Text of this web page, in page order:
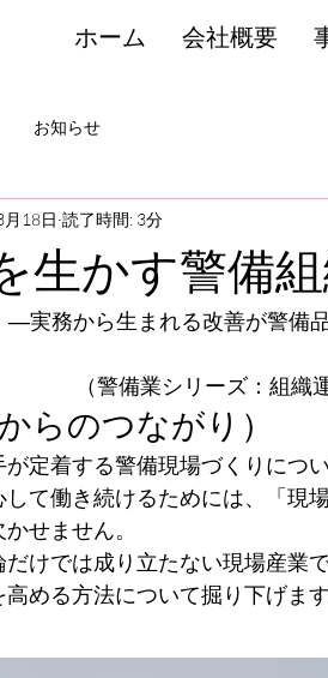
ホーム 会社概要
お知らせ
生かす警備
月18日 読了時間: 3分
―実務から生まれる改善が警備
（警備業シリーズ：組織
らのつながり）
定着する警備現場づくりにつ
て働き続けるためには、「現
せません。
けでは成り立たない現場産業
める方法について掘り下げます